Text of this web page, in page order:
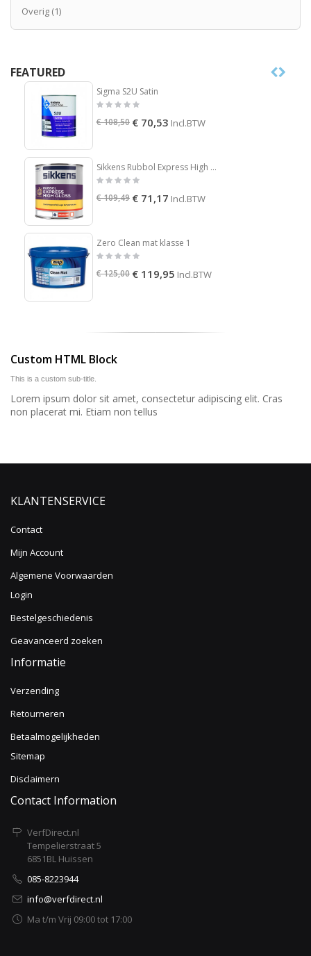
Overig (1)
FEATURED
Sigma S2U Satin
€ 108,50 € 70,53 Incl.BTW
Sikkens Rubbol Express High Gloss
€ 109,49 € 71,17 Incl.BTW
Zero Clean mat klasse 1
€ 125,00 € 119,95 Incl.BTW
Custom HTML Block
This is a custom sub-title.
Lorem ipsum dolor sit amet, consectetur adipiscing elit. Cras
non placerat mi. Etiam non tellus
KLANTENSERVICE
Contact
Mijn Account
Algemene Voorwaarden
Login
Bestelgeschiedenis
Geavanceerd zoeken
Informatie
Verzending
Retourneren
Betaalmogelijkheden
Sitemap
Disclaimern
Contact Information
VerfDirect.nl
Tempelierstraat 5
6851BL Huissen
085-8223944
info@verfdirect.nl
Ma t/m Vrij 09:00 tot 17:00